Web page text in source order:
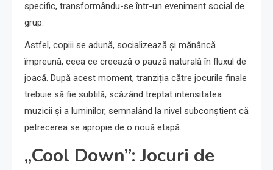
specific, transformându-se într-un eveniment social de
grup.
Astfel, copiii se adună, socializează și mănâncă
împreună, ceea ce creează o pauză naturală în fluxul de
joacă. După acest moment, tranziția către jocurile finale
trebuie să fie subtilă, scăzând treptat intensitatea
muzicii și a luminilor, semnalând la nivel subconștient că
petrecerea se apropie de o nouă etapă.
„Cool Down”: Jocuri de